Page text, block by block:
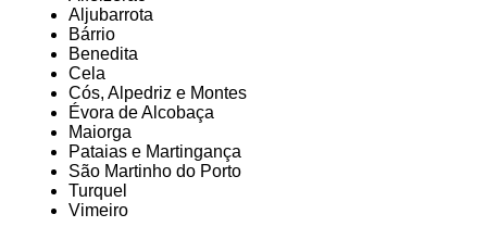
Aljubarrota
Bárrio
Benedita
Cela
Cós, Alpedriz e Montes
Évora de Alcobaça
Maiorga
Pataias e Martingança
São Martinho do Porto
Turquel
Vimeiro